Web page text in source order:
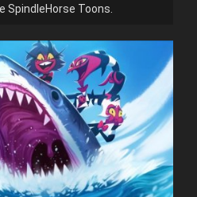
SpindleHorse Toons.